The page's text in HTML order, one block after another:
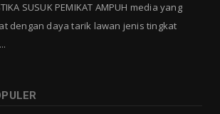
SUSUK PEMIKAT AMPUH media yang
dengan daya tarik lawan jenis tingkat